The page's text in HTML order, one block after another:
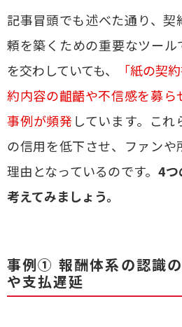
記事冒頭でも述べた通り、
頼を築くための重要なツー
を交わしていても、
「紙の契
約内容の齟齬や不信感を募ら
事例が頻発 しています。こ
の信用を低下させ、ファンや
理由となっているのです。 4つ
考えてみましょう。
事例① 報酬体系の認識
や支払遅延